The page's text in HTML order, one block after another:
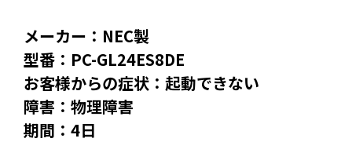
メーカー：NEC製
型番：PC-GL24ES8DE
お客様からの症状：起動できない
障害：物理障害
期間：4日